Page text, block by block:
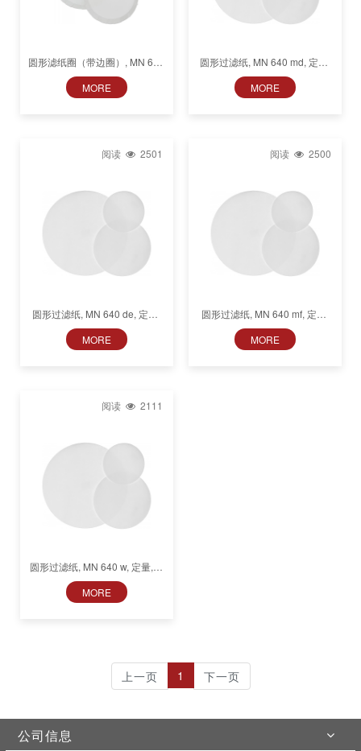
圆形滤纸圈（带边圈）, MN 640
w, 定量, 快速 (9 s), 光滑
MORE
圆形过滤纸, MN 640 md, 定量,
中速至慢速 (55 s), 光滑
MORE
阅读 2501
圆形过滤纸, MN 640 de, 定量,
非常慢 (195 s), 光滑
MORE
阅读 2500
圆形过滤纸, MN 640 mf, 定量,
无脂肪, 中速, 光滑
MORE
阅读 2111
圆形过滤纸, MN 640 w, 定量,快
速 (9 s), 光滑
MORE
上一页 1 下一页
公司信息